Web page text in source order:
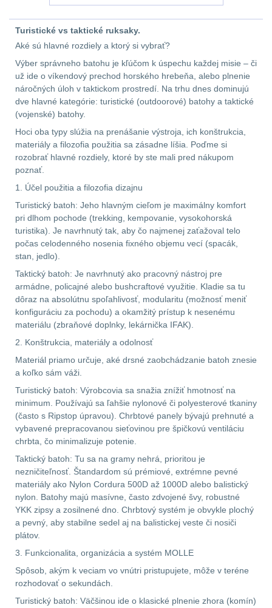
Boční montáže11
Adaptéry a risery38
Montáže pro optiku
180
Montáže na hlaveň
Předpažbí 55
Pažby
Raily, lišty, krytky
Přední taktické
rukojeti50
Mechanická mířidla
30
Pistolové rukojeti20
Dvojnožky39
Príslušenstvo
Čistenie zbraní39
AR1512
AK4710
.2210
.223 (5.56mm)9
.243 .260 (6.5mm)7
.270 .280 (7mm)
Turistické vs taktické ruksaky.
Aké sú hlavné rozdiely a ktorý si vybrať?
Výber správneho batohu je kľúčom k úspechu každej misie – či
už ide o víkendový prechod horského hrebeňa, alebo plnenie
náročných úloh v taktickom prostredí. Na trhu dnes dominujú
dve hlavné kategórie: turistické (outdoorové) batohy a taktické
(vojenské) batohy.
Hoci oba typy slúžia na prenášanie výstroja, ich konštrukcia,
materiály a filozofia použitia sa zásadne líšia. Poďme si
rozobrať hlavné rozdiely, ktoré by ste mali pred nákupom
poznať.
1. Účel použitia a filozofia dizajnu
Turistický batoh: Jeho hlavným cieľom je maximálny komfort
pri dlhom pochode (trekking, kempovanie, vysokohorská
turistika). Je navrhnutý tak, aby čo najmenej zaťažoval telo
počas celodenného nosenia fixného objemu vecí (spacák,
stan, jedlo).
Taktický batoh: Je navrhnutý ako pracovný nástroj pre
armádne, policajné alebo bushcraftové využitie. Kladie sa tu
dôraz na absolútnu spoľahlivosť, modularitu (možnosť meniť
konfiguráciu za pochodu) a okamžitý prístup k nesenému
materiálu (zbraňové doplnky, lekárnička IFAK).
2. Konštrukcia, materiály a odolnosť
Materiál priamo určuje, aké drsné zaobchádzanie batoh znesie
a koľko sám váži.
Turistický batoh: Výrobcovia sa snažia znížiť hmotnosť na
minimum. Používajú sa ľahšie nylonové či polyesterové tkaniny
(často s Ripstop úpravou). Chrbtové panely bývajú prehnuté a
vybavené prepracovanou sieťovinou pre špičkovú ventiláciu
chrbta, čo minimalizuje potenie.
Taktický batoh: Tu sa na gramy nehrá, prioritou je
nezničiteľnosť. Štandardom sú prémiové, extrémne pevné
materiály ako Nylon Cordura 500D až 1000D alebo balistický
nylon. Batohy majú masívne, často zdvojené švy, robustné
YKK zipsy a zosilnené dno. Chrbtový systém je obvykle plochý
a pevný, aby stabilne sedel aj na balistickej veste či nosiči
plátov.
3. Funkcionalita, organizácia a systém MOLLE
Spôsob, akým k veciam vo vnútri pristupujete, môže v teréne
rozhodovať o sekundách.
Turistický batoh: Väčšinou ide o klasické plnenie zhora (komín)